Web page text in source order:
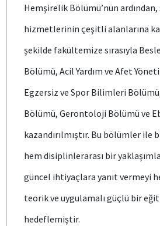
ÖĞRENCİ
ARAŞTIRMA
KALİTE
TOPLUMSAL KATKI
E-HİZMET
Hemşirelik Bölümü’nün ardından,
hizmetlerinin çeşitli alanlarına
şekilde fakültemize sırasıyla
Bölümü, Acil Yardım ve Afet
Egzersiz ve Spor Bilimleri
Bölümü, Gerontoloji Bölümü ve
kazandırılmıştır. Bu bölümler
hem disiplinlerarası bir
güncel ihtiyaçlara yanıt vermeyi
teorik ve uygulamalı güçlü bir
hedeflemiştir.